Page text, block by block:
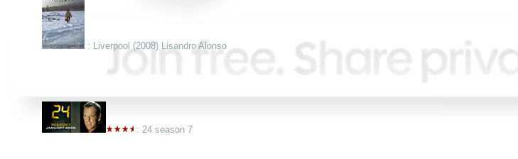
: Liverpool (2008) Lisandro Alonso
: 24 season 7